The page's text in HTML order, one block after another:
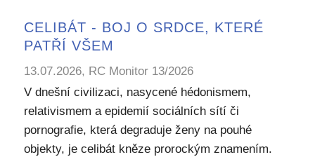
CELIBÁT - BOJ O SRDCE, KTERÉ
PATŘÍ VŠEM
13.07.2026, RC Monitor 13/2026
V dnešní civilizaci, nasycené hédonismem,
relativismem a epidemií sociálních sítí či
pornografie, která degraduje ženy na pouhé
objekty, je celibát kněze prorockým znamením.